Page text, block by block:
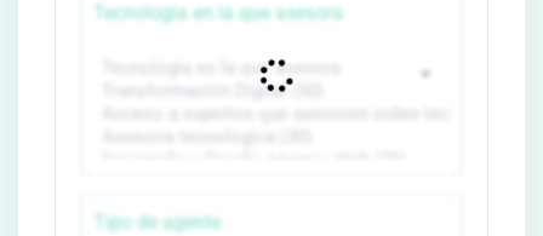
Tecnología en la que asesora
Tipo de agente